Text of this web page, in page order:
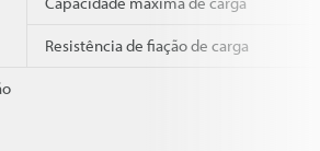
Resistência de fiação de carga